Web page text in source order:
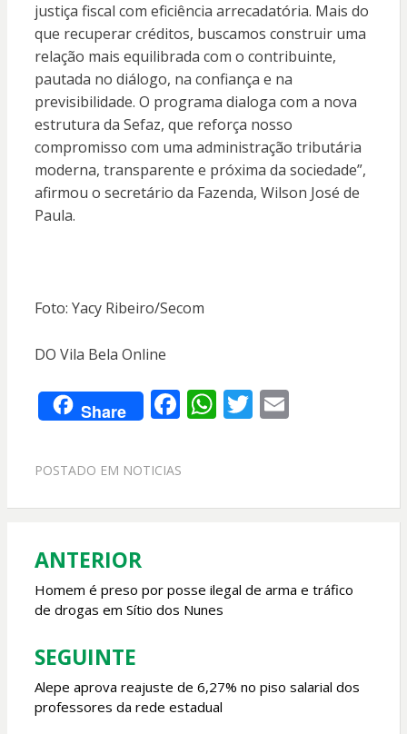
justiça fiscal com eficiência arrecadatória. Mais do
que recuperar créditos, buscamos construir uma
relação mais equilibrada com o contribuinte,
pautada no diálogo, na confiança e na
previsibilidade. O programa dialoga com a nova
estrutura da Sefaz, que reforça nosso
compromisso com uma administração tributária
moderna, transparente e próxima da sociedade”,
afirmou o secretário da Fazenda, Wilson José de
Paula.
Foto: Yacy Ribeiro/Secom
DO Vila Bela Online
Share F
e
o
k
W
A
p
T E
POSTADO EM NOTICIAS
Navegação
de
Post
ANTERIOR
Homem é preso por posse ilegal de arma e tráfico
de drogas em Sítio dos Nunes
SEGUINTE
Alepe aprova reajuste de 6,27% no piso salarial dos
professores da rede estadual